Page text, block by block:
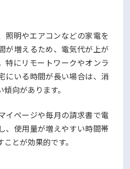
照明やエアコンなどの家電を
が増えるため、電気代が上が
特にリモートワークやオンラ
にいる時間が長い場合は、消
向があります。
イページや毎月の請求書で電
、使用量が増えやすい時間帯
とが効果的です。